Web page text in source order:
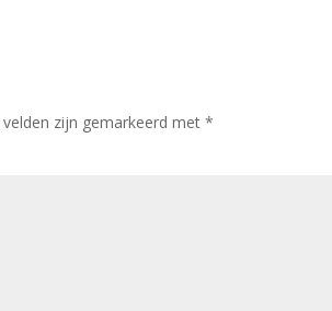
velden zijn gemarkeerd met*